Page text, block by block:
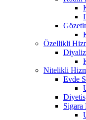
Özellikli
Nitelikli
Evde
Sigara